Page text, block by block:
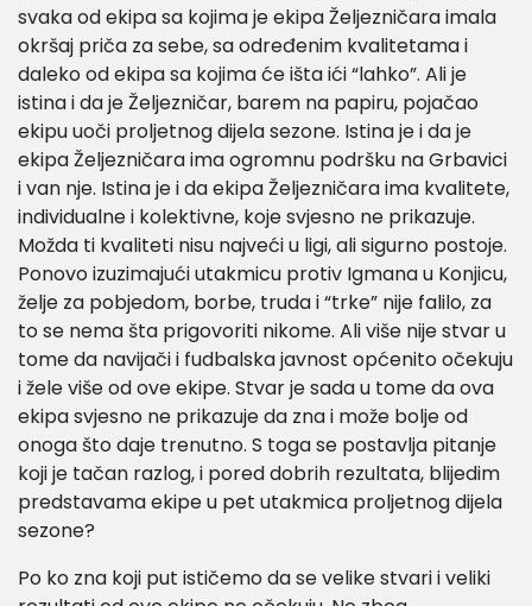
svaka od ekipa sa kojima je ekipa Željezničara imala
okršaj priča za sebe, sa određenim kvalitetama i
daleko od ekipa sa kojima će išta ići “lahko”. Ali je
istina i da je Željezničar, barem na papiru, pojačao
ekipu uoči proljetnog dijela sezone. Istina je i da je
ekipa Željezničara ima ogromnu podršku na Grbavici
i van nje. Istina je i da ekipa Željezničara ima kvalitete,
individualne i kolektivne, koje svjesno ne prikazuje.
Možda ti kvaliteti nisu najveći u ligi, ali sigurno postoje.
Ponovo izuzimajući utakmicu protiv Igmana u Konjicu,
želje za pobjedom, borbe, truda i “trke” nije falilo, za
to se nema šta prigovoriti nikome. Ali više nije stvar u
tome da navijači i fudbalska javnost općenito očekuju
i žele više od ove ekipe. Stvar je sada u tome da ova
ekipa svjesno ne prikazuje da zna i može bolje od
onoga što daje trenutno. S toga se postavlja pitanje
koji je tačan razlog, i pored dobrih rezultata, blijedim
predstavama ekipe u pet utakmica proljetnog dijela
sezone?
Po ko zna koji put ističemo da se velike stvari i veliki